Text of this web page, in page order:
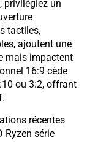
privilégiez un
tactiles,
ajoutent une
mais impactent
16:9 cède
ou 3:2, offrant
récentes
Ryzen série